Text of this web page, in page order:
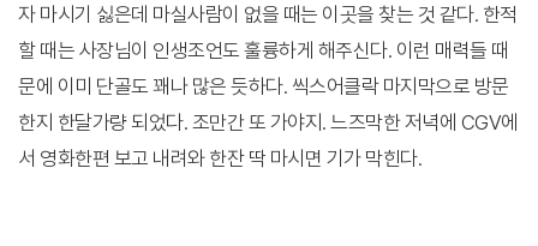
자 마시기 싫은데 마실사람이 없을 때는 이곳을 찾는 것 같다. 한적
할 때는 사장님이 인생조언도 훌륭하게 해주신다. 이런 매력들 때
문에 이미 단골도 꽤나 많은 듯하다. 씩스어클락 마지막으로 방문
한지 한달가량 되었다. 조만간 또 가야지. 느즈막한 저녁에 CGV에
서 영화한편 보고 내려와 한잔 딱 마시면 기가 막힌다.